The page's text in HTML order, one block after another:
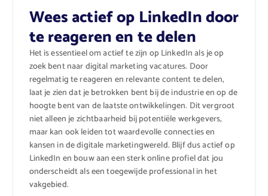
Wees actief op LinkedIn door
te reageren en te delen
Het is essentieel om actief te zijn op LinkedIn als je op
zoek bent naar digital marketing vacatures. Door
regelmatig te reageren en relevante content te delen,
laat je zien dat je betrokken bent bij de industrie en op de
hoogte bent van de laatste ontwikkelingen. Dit vergroot
niet alleen je zichtbaarheid bij potentiële werkgevers,
maar kan ook leiden tot waardevolle connecties en
kansen in de digitale marketingwereld. Blijf dus actief op
LinkedIn en bouw aan een sterk online profiel dat jou
onderscheidt als een toegewijde professional in het
vakgebied.